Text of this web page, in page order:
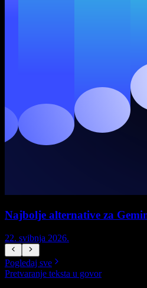
Najbolje alternative za
22. svibnja 2026.
Pogledaj sve
Pretvaranje teksta u govor